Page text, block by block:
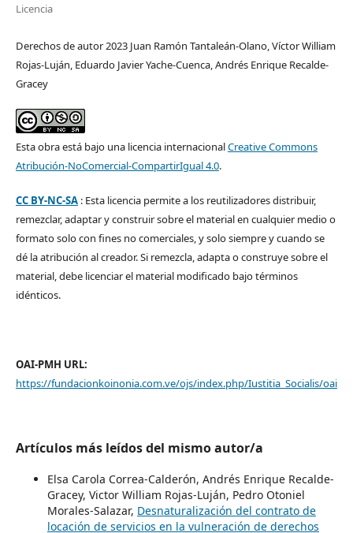
Licencia
Derechos de autor 2023 Juan Ramón Tantaleán-Olano, Víctor William
Rojas-Luján, Eduardo Javier Yache-Cuenca, Andrés Enrique Recalde-
Gracey
Esta obra está bajo una licencia internacionalCreative Commons
Atribución-NoComercial-CompartirIgual 4.0.
CC BY-NC-SA: Esta licencia permite a los reutilizadores distribuir,
remezclar, adaptar y construir sobre el material en cualquier medio o
formato solo con fines no comerciales, y solo siempre y cuando se
dé la atribución al creador. Si remezcla, adapta o construye sobre el
material, debe licenciar el material modificado bajo términos
idénticos.
OAI-PMH URL:
https://fundacionkoinonia.com.ve/ojs/index.php/Iustitia_Socialis/oai
Artículos más leídos del mismo autor/a
Elsa Carola Correa-Calderón, Andrés Enrique Recalde-
Gracey, Victor William Rojas-Luján, Pedro Otoniel
Morales-Salazar, Desnaturalización del contrato de
locación de servicios en la vulneración de derechos